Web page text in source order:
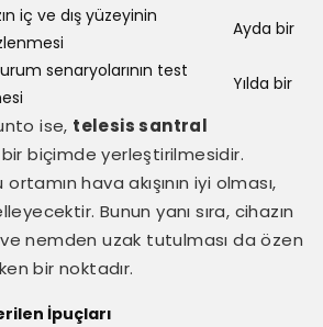
iç ve dış yüzeyinin
Ayda bir
senaryolarının test
Yılda bir
ise, telesis santral
bir biçimde yerleştirilmesidir.
hava akışının iyi olması,
Bunun yanı sıra, cihazın
nemden uzak tutulması da özen
bir noktadır.
İpuçları